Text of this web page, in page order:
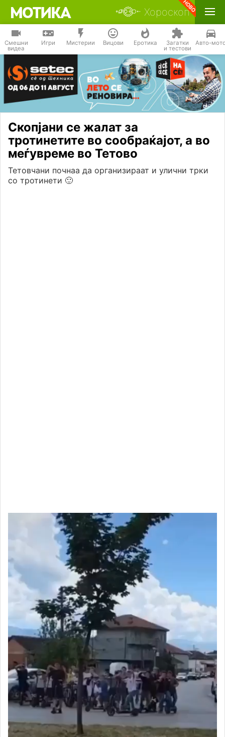
Хороскоп
Смешни
видеа
Игри Мистерии Вицови Еротика Загатки
и тестови
Авто-
Скопјани се жалат за
тротинетите во сообраќајот, а во
меѓувреме во Тетово
Тетовчани почнаа да организираат и улични трки
со тротинети 🙂